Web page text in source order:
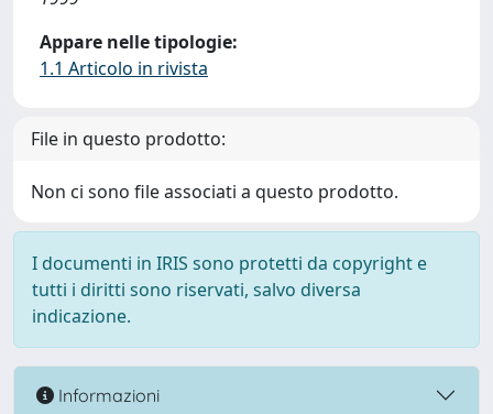
Appare nelle tipologie:
1.1 Articolo in rivista
File in questo prodotto:
Non ci sono file associati a questo prodotto.
I documenti in IRIS sono protetti da copyright e
tutti i diritti sono riservati, salvo diversa
indicazione.
Informazioni